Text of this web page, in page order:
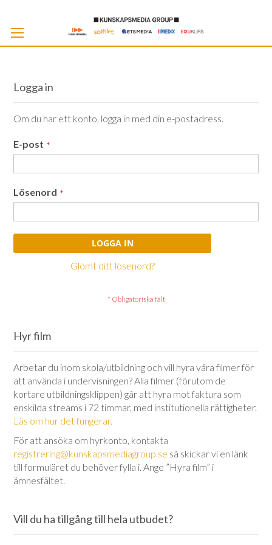
Logga in
Om du har ett konto, logga in med din e-postadress.
E-post
Lösenord
LOGGA IN
Glömt ditt lösenord?
Hyr film
Arbetar du inom skola/utbildning och vill hyra våra filmer för
att använda i undervisningen? Alla filmer (förutom de
kortare utbildningsklippen) går att hyra mot faktura som
enskilda streams i 72 timmar, med institutionella rättigheter.
Läs om hur det fungerar.
För att ansöka om hyrkonto, kontakta
registrering@kunskapsmediagroup.se så skickar vi en länk
till formuläret du behöver fylla i. Ange ”Hyra film” i
ämnesfältet.
Vill du ha tillgång till hela utbudet?